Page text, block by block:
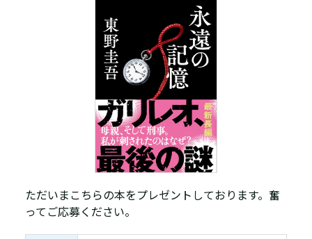
ただいまこちらの本をプレゼントしております。奮
ってご応募ください。